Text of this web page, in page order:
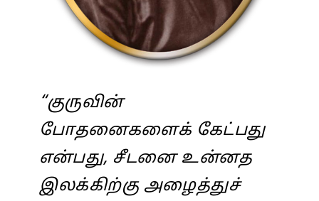
“குருவின்
போதனைகளைக் கேட்பது
என்பது, சீடனை உன்னத
இலக்கிற்கு அழைத்துச்